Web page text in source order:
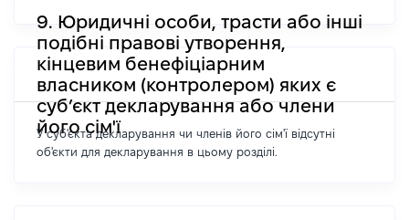
9. Юридичні особи, трасти або інші
подібні правові утворення,
кінцевим бенефіціарним
власником (контролером) яких є
суб’єкт декларування або члени
його сім'ї
У суб'єкта декларування чи членів його сім'ї відсутні
об'єкти для декларування в цьому розділі.